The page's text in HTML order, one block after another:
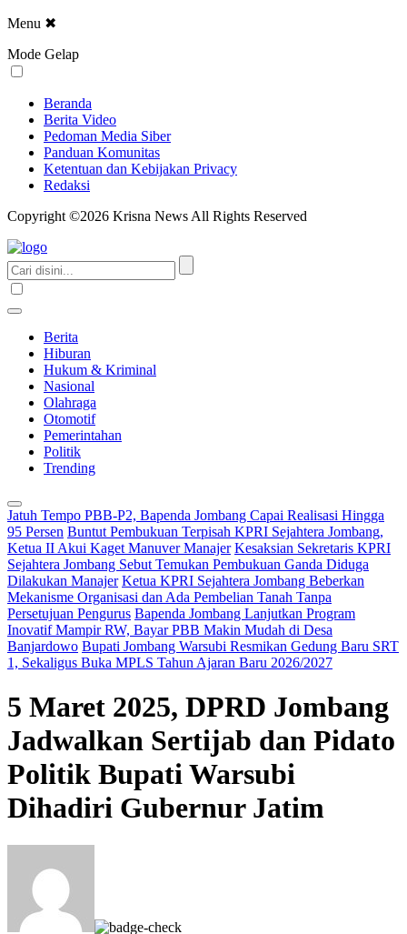
Menu ✖
Mode Gelap
Beranda
Berita Video
Pedoman Media Siber
Panduan Komunitas
Ketentuan dan Kebijakan Privacy
Redaksi
Copyright ©2026 Krisna News All Rights Reserved
Berita
Hiburan
Hukum & Kriminal
Nasional
Olahraga
Otomotif
Pemerintahan
Politik
Trending
Jatuh Tempo PBB-P2, Bapenda Jombang Capai Realisasi Hingga
95 Persen Buntut Pembukuan Terpisah KPRI Sejahtera Jombang,
Ketua II Akui Kaget Manuver Manajer Kesaksian Sekretaris KPRI
Sejahtera Jombang Sebut Temukan Pembukuan Ganda Diduga
Dilakukan Manajer Ketua KPRI Sejahtera Jombang Beberkan
Mekanisme Organisasi dan Ada Pembelian Tanah Tanpa
Persetujuan Pengurus Bapenda Jombang Lanjutkan Program
Inovatif Mampir RW, Bayar PBB Makin Mudah di Desa
Banjardowo Bupati Jombang Warsubi Resmikan Gedung Baru SRT
1, Sekaligus Buka MPLS Tahun Ajaran Baru 2026/2027
5 Maret 2025, DPRD Jombang
Jadwalkan Sertijab dan Pidato
Politik Bupati Warsubi
Dihadiri Gubernur Jatim